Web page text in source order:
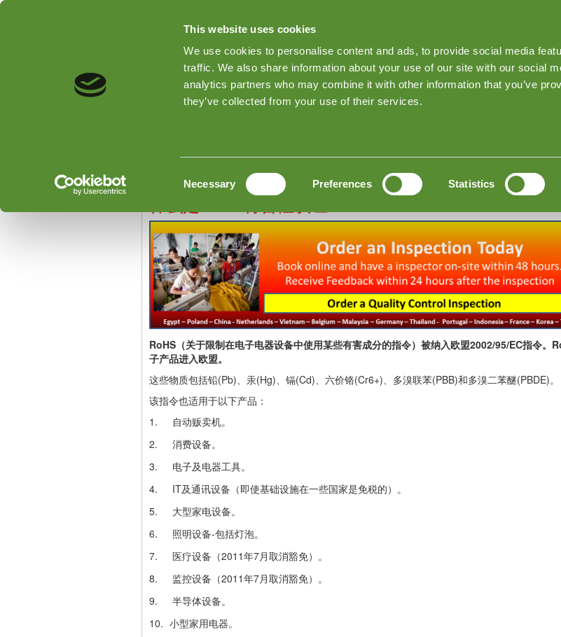
This website uses cookies
We use cookies to personalise content and ads, to provide social media
traffic. We also share information about your use of our site with our social
analytics partners who may combine it with other information that you’ve
they’ve collected from your use of their services.
Necessary Preferences Statistics
检验类型 关于Goodada检验 News Inspection quote 联
RoHS（关于限制在电子电器设备中使用某些有害成分的指令）被纳入欧盟2002/95/EC指令。
子产品进入欧盟。
这些物质包括铅(Pb)、汞(Hg)、镉(Cd)、六价铬(Cr6+)、多溴联苯(PBB)和多溴二苯醚(PBDE)。
该指令也适用于以下产品：
1.
自动贩卖机。
2.
消费设备。
3.
电子及电器工具。
4.
IT及通讯设备（即使基础设施在一些国家是免税的）。
5.
大型家电设备。
6.
照明设备-包括灯泡。
7.
医疗设备（2011年7月取消豁免）。
8.
监控设备（2011年7月取消豁免）。
9.
半导体设备。
10. 小型家用电器。